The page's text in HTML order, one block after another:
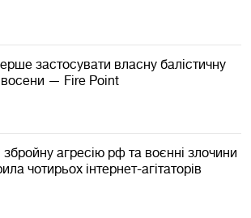
застосувати власну балістичну
— Fire Point
агресію рф та воєнні злочини
чотирьох інтернет-агітаторів